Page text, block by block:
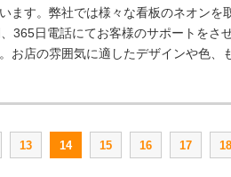
ます。弊社では様々な看板のネオンを
365日電話にてお客様のサポートをさ
お店の雰囲気に適したデザインや色、
13 14 15 16 17 18